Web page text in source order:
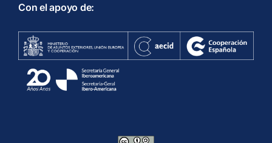
Con el apoyo de: